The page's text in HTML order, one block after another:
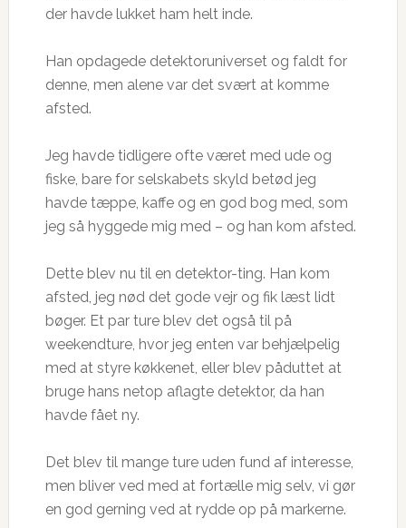
der havde lukket ham helt inde.
Han opdagede detektoruniverset og faldt for
denne, men alene var det svært at komme
afsted.
Jeg havde tidligere ofte været med ude og
fiske, bare for selskabets skyld betød jeg
havde tæppe, kaffe og en god bog med, som
jeg så hyggede mig med – og han kom afsted.
Dette blev nu til en detektor-ting. Han kom
afsted, jeg nød det gode vejr og fik læst lidt
bøger. Et par ture blev det også til på
weekendture, hvor jeg enten var behjælpelig
med at styre køkkenet, eller blev påduttet at
bruge hans netop aflagte detektor, da han
havde fået ny.
Det blev til mange ture uden fund af interesse,
men bliver ved med at fortælle mig selv, vi gør
en god gerning ved at rydde op på markerne.